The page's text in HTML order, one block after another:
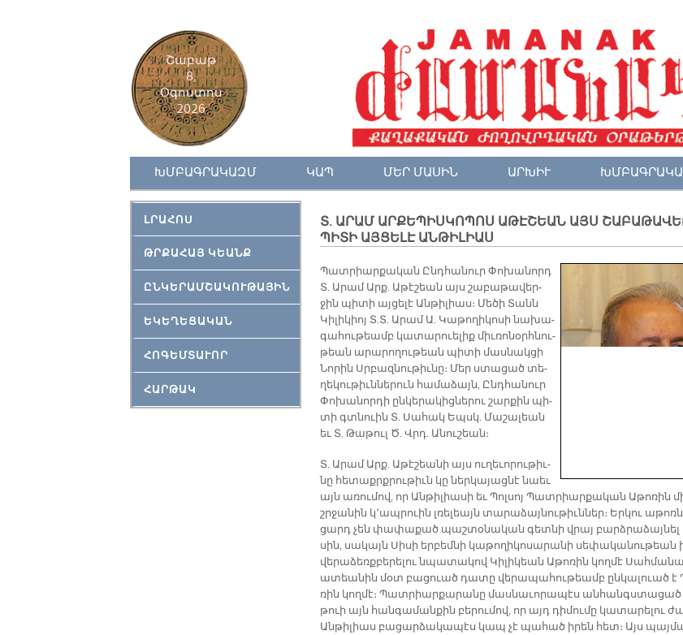
Շաբաթ
8,
Օգոստոս
2026
ԽՄԲԱԳՐԱԿԱԶՄ ԿԱՊ ՄԵՐ ՄԱՍԻՆ ԱՐԽԻՒ
ԼՐԱՀՈՍ
ԹՐՔԱՀԱՅ ԿԵԱՆՔ
ԸՆԿԵՐԱՄՇԱԿՈՒԹԱՅԻՆ
ԵԿԵՂԵՑԱԿԱՆ
ՀՈԳԵՄՏԱՒՈՐ
ՀԱՐԹԱԿ
Տ. ԱՐԱՄ ԱՐՔԵՊԻՍԿՈՊՈՍ ԱԹԷՇԵԱՆ ԱՅՍ
ՊԻՏԻ ԱՅՑԵԼԷ ԱՆԹԻԼԻԱՍ
Պատ­րիար­քա­կան Ընդ­հա­նուր Փո­խա­նորդ
Տ. Ա­րամ Արք. Ա­թէ­շեան այս շա­բա­թա­վեր­
ջին պի­տի այ­ցե­լէ Ան­թի­լիաս։ Մե­ծի Տանն
Կի­լի­կիոյ Տ.Տ. Ա­րամ Ա. Կա­թո­ղի­կո­սի նա­խա­
գա­հու­թեամբ կա­տա­րուե­լիք միւ­ռո­նօրհ­նու­
թեան ա­րա­րո­ղու­թեան պի­տի մաս­նակ­ցի
Նո­րին Սրբազ­նու­թիւ­նը։ Մեր ստա­ցած տե­
ղե­կու­թիւն­նե­րուն հա­մա­ձայն, Ընդ­հա­նուր
Փո­խա­նոր­դի ըն­կե­րա­կից­նե­րու շար­քին պի­
տի գտնուին Տ. Սա­հակ Եպսկ. Մա­շա­լեան
եւ Տ. Թա­թուլ Ծ. Վրդ. Ա­նու­շեան։
Տ. Ա­րամ Արք. Ա­թէ­շեա­նի այս ու­ղե­ւո­րու­թիւ­
նը հե­տաքրք­րու­թիւն կը ներ­կա­յաց­նէ նաեւ
այն ա­ռու­մով, որ Ան­թի­լիա­սի եւ Պոլ­սոյ Պատ­րիար­քա­կան Ա­թո­ռին
շրջա­նին կ՚ապ­րուին լռե­լեայն տա­րա­ձայ­նու­թիւն­ներ։ Եր­կու
ցարդ չեն փա­փա­քած պաշ­տօ­նա­կան գետ­նի վրայ
սին, սա­կայն Սի­սի եր­բեմ­նի կա­թո­ղի­կո­սա­րա­նի սե­փա­կա­նու­թեան
վե­րա­ձեռք­բե­րե­լու նպա­տա­կով Կի­լի­կեան Ա­թո­ռին կող­մէ
ա­տեա­նին մօտ բա­ցուած դա­տը վե­րա­պա­հու­թեամբ ըն­կա­լուած է
ռին կող­մէ։ Պատ­րիար­քա­րա­նը մաս­նա­ւո­րա­պէս ան­հանգս­տա­ցած
թուի այն հան­գա­ման­քին բե­րու­մով, որ այդ դի­մու­մը կա­տա­րե­լու
Ան­թի­լիաս բա­ցար­ձա­կա­պէս կապ չէ պա­հած ի­րեն հետ։ Այս